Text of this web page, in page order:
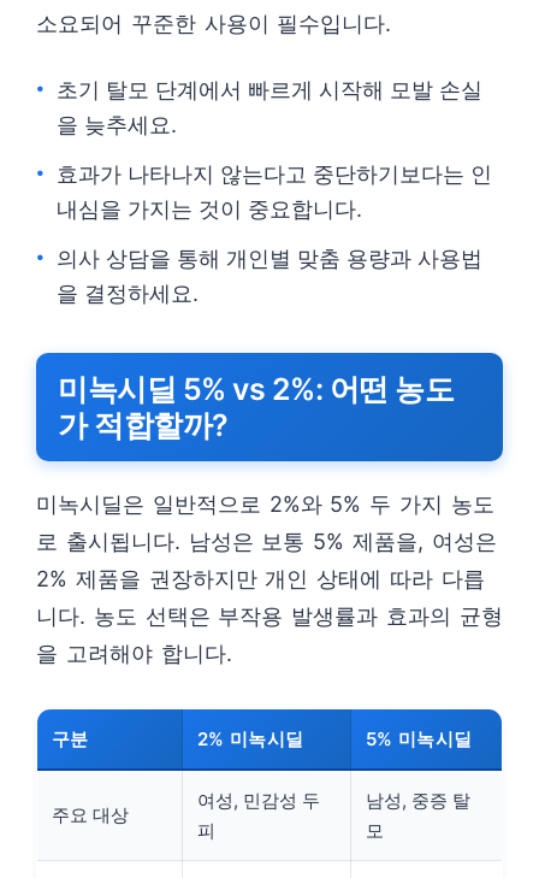
소요되어 꾸준한 사용이 필수입니다.
초기 탈모 단계에서 빠르게 시작해 모발 손실
을 늦추세요.
효과가 나타나지 않는다고 중단하기보다는 인
내심을 가지는 것이 중요합니다.
의사 상담을 통해 개인별 맞춤 용량과 사용법
을 결정하세요.
미녹시딜 5% vs 2%: 어떤 농도
가 적합할까?
미녹시딜은 일반적으로 2%와 5% 두 가지 농도
로 출시됩니다. 남성은 보통 5% 제품을, 여성은
2% 제품을 권장하지만 개인 상태에 따라 다릅
니다. 농도 선택은 부작용 발생률과 효과의 균형
을 고려해야 합니다.
구분 2% 미녹시딜 5% 미녹시딜
주요 대상
여성, 민감성 두
피
남성, 중증 탈
모